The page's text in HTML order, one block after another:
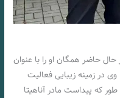
سال ۱۳۷۱ است که در حال حاضر همگان او را با عنوان
در زمینه زیبایی فعالیت
که پیداست مادر آناهیتا